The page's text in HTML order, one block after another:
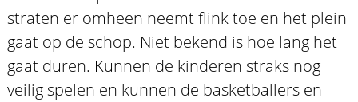
straten er omheen neemt flink toe en het plein
gaat op de schop. Niet bekend is hoe lang het
gaat duren. Kunnen de kinderen straks nog
veilig spelen en kunnen de basketballers en